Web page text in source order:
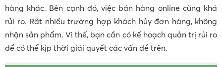
hàng khác. Bên cạnh đó, việc bán hàng online cũng khá
rủi ro. Rất nhiều trường hợp khách hủy đơn hàng, không
nhận sản phẩm. Vì thế, bạn cần có kế hoạch quản trị rủi ro
để có thể kịp thời giải quyết các vấn đề trên.